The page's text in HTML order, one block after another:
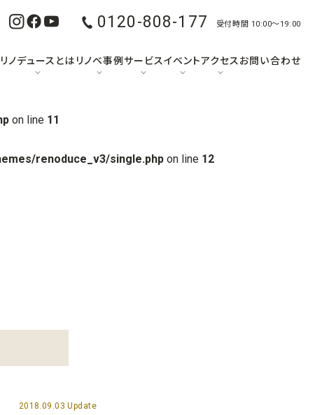
on line 11
renoduce_v3/single.php on line 12
0120-808-177 受付時間 10:00〜19:00
リノデュースとは リノベ事例サービスイベントアクセス お問い合わせ
2018.09.03 Update